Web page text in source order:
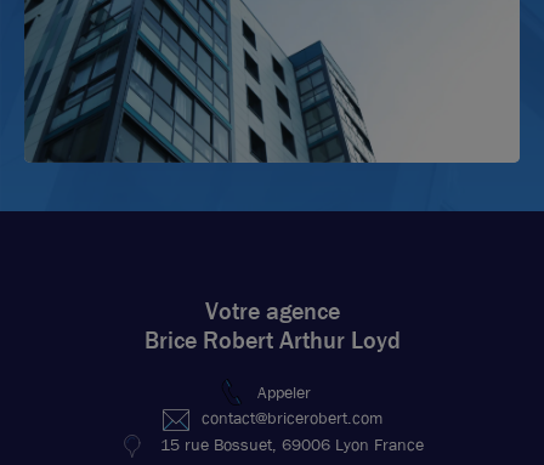
Votre agence
Brice Robert Arthur Loyd
Appeler
contact@bricerobert.com
15 rue Bossuet, 69006 Lyon France